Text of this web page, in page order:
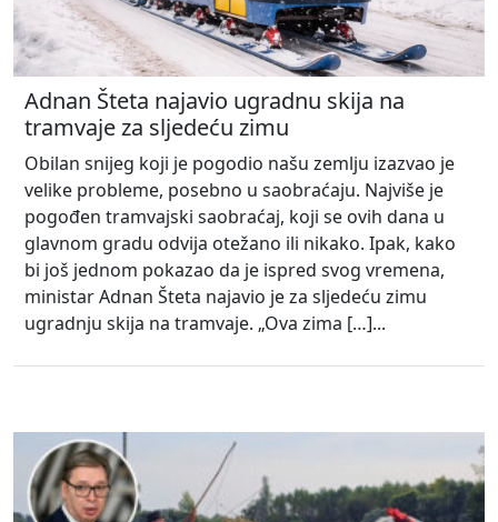
Adnan Šteta najavio ugradnu skija na
tramvaje za sljedeću zimu
Obilan snijeg koji je pogodio našu zemlju izazvao je
velike probleme, posebno u saobraćaju. Najviše je
pogođen tramvajski saobraćaj, koji se ovih dana u
glavnom gradu odvija otežano ili nikako. Ipak, kako
bi još jednom pokazao da je ispred svog vremena,
ministar Adnan Šteta najavio je za sljedeću zimu
ugradnju skija na tramvaje. „Ova zima […]...